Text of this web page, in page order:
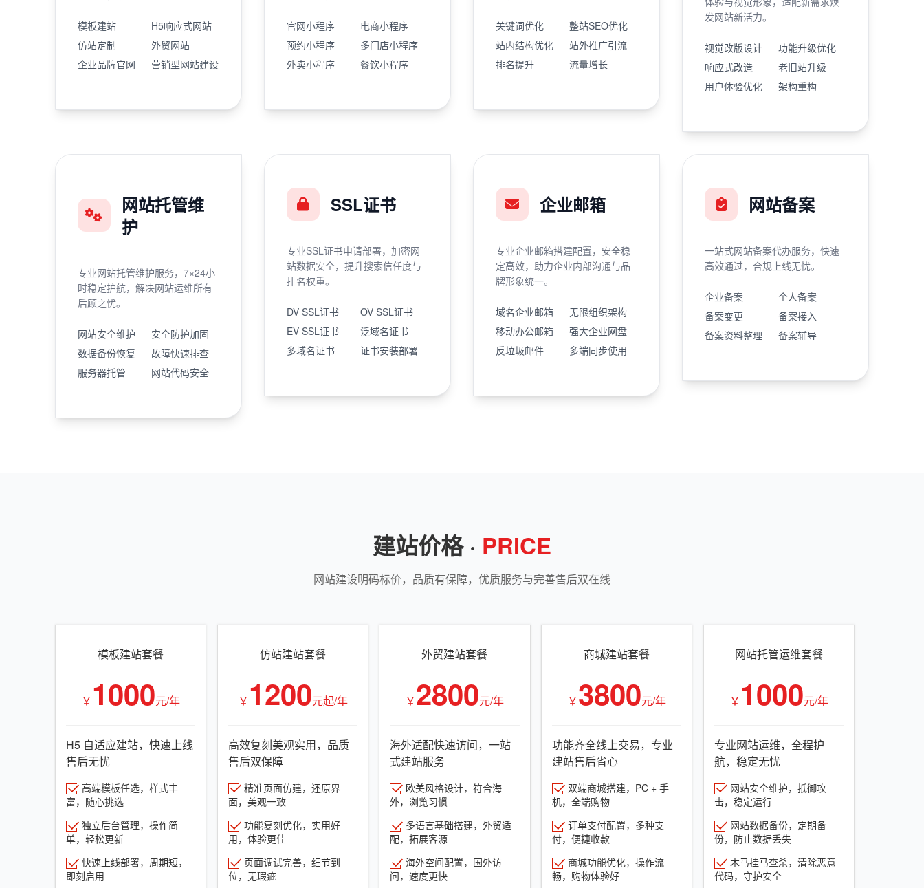
模板建站
H5响应式网站
仿站定制
外贸网站
企业品牌官网
营销型网站建设
官网小程序
电商小程序
预约小程序
多门店小程序
外卖小程序
餐饮小程序
关键词优化
整站SEO优化
站内结构优化
站外推广引流
排名提升
流量增长
发网站新活力。
视觉改版设计
功能升级优化
响应式改造
老旧站升级
用户体验优化
架构重构
网站托管维
护
专业网站托管维护服务，7×24小
时稳定护航，解决网站运维所有
后顾之忧。
网站安全维护
安全防护加固
数据备份恢复
故障快速排查
服务器托管
网站代码安全
SSL证书
专业SSL证书申请部署，加密网
站数据安全，提升搜索信任度与
排名权重。
DV SSL证书
OV SSL证书
EV SSL证书
泛域名证书
多域名证书
证书安装部署
企业邮箱
专业企业邮箱搭建配置，安全稳
定高效，助力企业内部沟通与品
牌形象统一。
域名企业邮箱
无限组织架构
移动办公邮箱
强大企业网盘
反垃圾邮件
多端同步使用
网站备案
一站式网站备案代办服务，快速
高效通过，合规上线无忧。
企业备案
个人备案
备案变更
备案接入
备案资料整理
备案辅导
建站价格 · PRICE
网站建设明码标价，品质有保障，优质服务与完善售后双在线
模板建站套餐
￥ 1000元/年
H5 自适应建站，快速上线
售后无忧
高端模板任选，样式丰
富，随心挑选
独立后台管理，操作简
单，轻松更新
快速上线部署，周期短，
即刻启用
仿站建站套餐
￥ 1200元起/年
高效复刻美观实用，品质
售后双保障
精准页面仿建，还原界
面，美观一致
功能复刻优化，实用好
用，体验更佳
页面调试完善，细节到
位，无瑕疵
外贸建站套餐
￥2800元/年
海外适配快速访问，一站
式建站服务
欧美风格设计，符合海
外，浏览习惯
多语言基础搭建，外贸适
配，拓展客源
海外空间配置，国外访
问，速度更快
商城建站套餐
￥3800元/年
功能齐全线上交易，专业
建站售后省心
双端商城搭建，PC + 手
机，全端购物
订单支付配置，多种支
付，便捷收款
商城功能优化，操作流
畅，购物体验好
网站托管运维套餐
￥ 1000元/年
专业网站运维，全程护
航，稳定无忧
网站安全维护，抵御攻
击，稳定运行
网站数据备份，定期备
份，防止数据丢失
木马挂马查杀，清除恶意
代码，守护安全